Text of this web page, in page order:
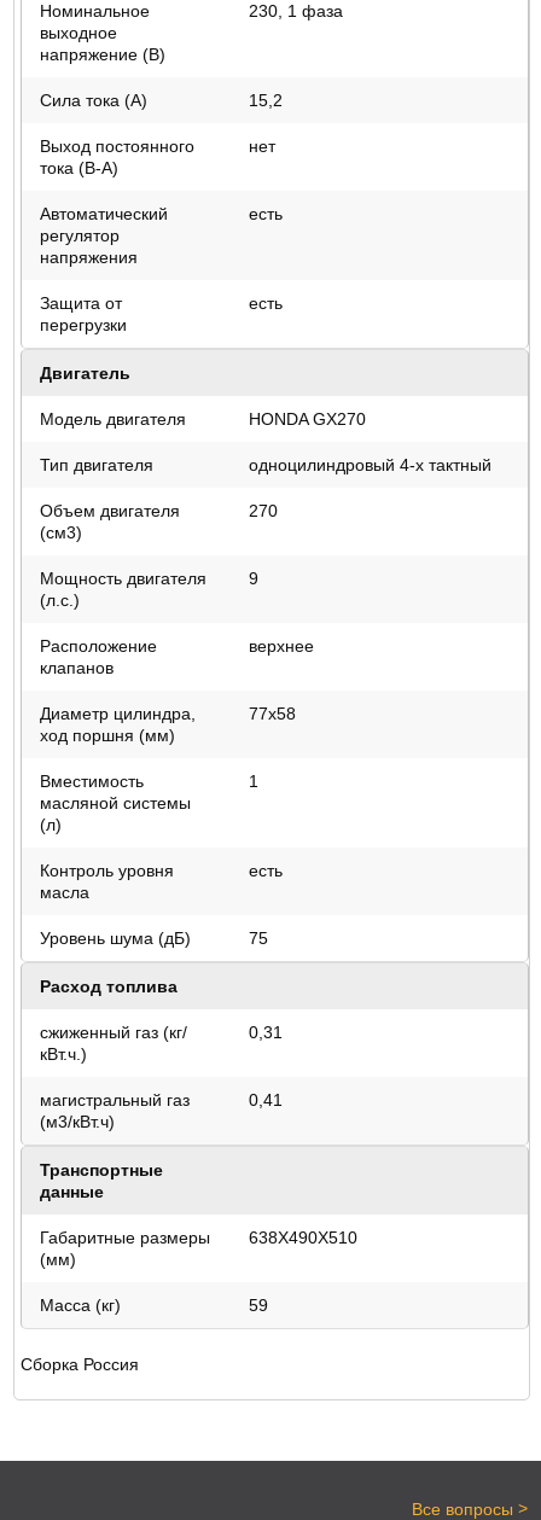
Номинальное
выходное
напряжение (В)
230, 1 фаза
Сила тока (А) 15,2
Выход постоянного
тока (В-А)
нет
Автоматический
регулятор
напряжения
есть
Защита от
перегрузки
есть
Двигатель
Модель двигателя HONDA GX270
Тип двигателя одноцилиндровый 4-х тактный
Объем двигателя
(см3)
270
Мощность двигателя
(л.с.)
9
Расположение
клапанов
верхнее
Диаметр цилиндра,
ход поршня (мм)
77x58
Вместимость
масляной системы
(л)
1
Контроль уровня
масла
есть
Уровень шума (дБ) 75
Расход топлива
сжиженный газ (кг/
кВт.ч.)
0,31
магистральный газ
(м3/кВт.ч)
0,41
Транспортные
данные
Габаритные размеры
(мм)
638X490X510
Масса (кг) 59
Сборка Россия
Все вопросы >